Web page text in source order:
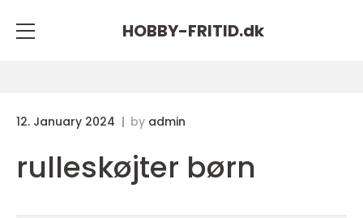
HOBBY-FRITID.dk
12. January 2024 by admin
rulleskøjter børn